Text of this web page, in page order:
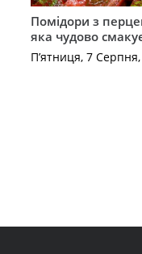
Помідори з
яка чудово
П’ятниця, 7